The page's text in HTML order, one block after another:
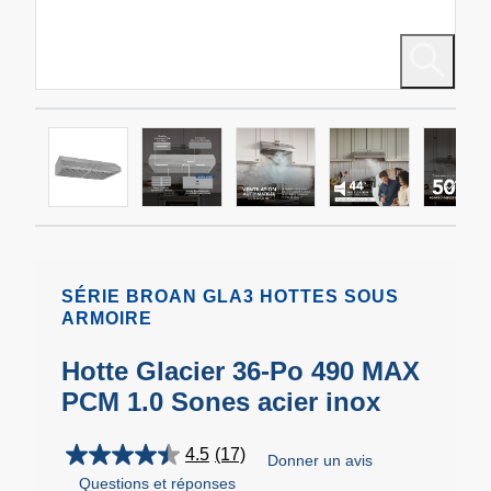
SÉRIE BROAN GLA3 HOTTES SOUS
ARMOIRE
Hotte Glacier 36-Po 490 MAX
PCM 1.0 Sones acier inox
4.5 (17)
4.5
étoile(s)
Donner un avis
Questions et réponses